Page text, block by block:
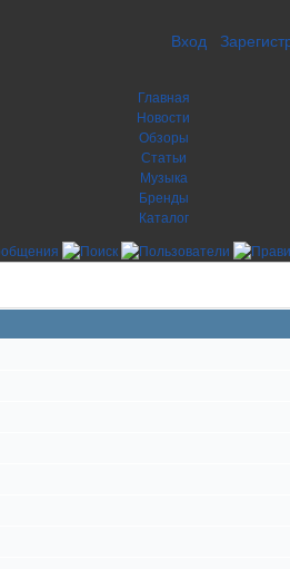
Вход
Главная
Новости
Обзоры
Статьи
Музыка
Бренды
Каталог